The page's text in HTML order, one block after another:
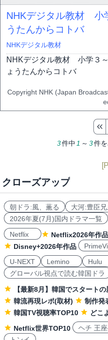
NHKデジタル教材 小
うたんからコトバ
NHKデジタル教材
NHKデジタル教材 小学３
ょうたんからコトバ
Copyright NHK (Japan
3件中 1 ～ 3件
クローズアップ
朝ドラ:風、薫る 大河:豊臣
2026年夏(7月)国内ドラマ一覧
Netflix
Netflix2026年作品
Disney+2026年作品
U-NEXT
Lemino Hulu
グローバル視点で読む韓国ドラ
【最新8月】韓国でスタート
韓流再現レポ(取材)
制作発
韓国TV視聴率TOP10
どこ
Netflix世界TOP10
ヘチ 王